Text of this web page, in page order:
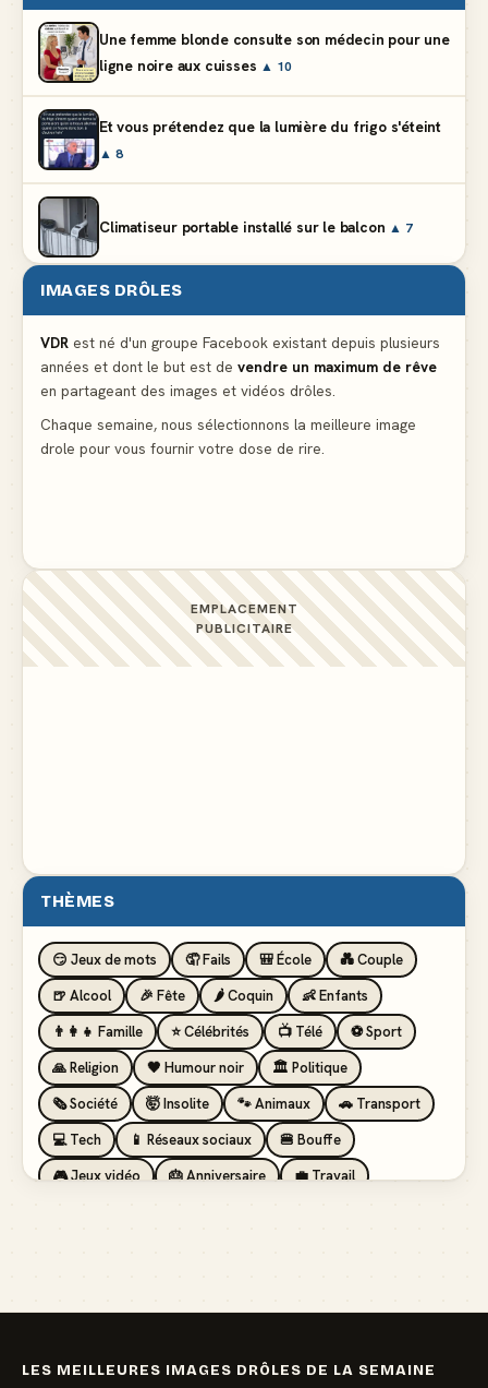
Une femme blonde consulte son médecin pour une
ligne noire aux cuisses ▲ 10
Et vous prétendez que la lumière du frigo s'éteint
▲ 8
Climatiseur portable installé sur le balcon ▲ 7
Le problème cardiaque du médecin ▲ 6
La voisine en bikini pour que le mari tonde la
pelouse
IMAGES DRÔLES
VDR est né d'un groupe Facebook existant depuis plusieurs
années et dont le but est de vendre un maximum de rêve
en partageant des images et vidéos drôles.
Chaque semaine, nous sélectionnons la meilleure image
drole pour vous fournir votre dose de rire.
EMPLACEMENT
PUBLICITAIRE
THÈMES
😏 Jeux de mots 🤦 Fails 🎒 École
💑 Couple
🍺 Alcool
🎉 Fête 🌶️ Coquin
👶 Enfants
👨‍👩‍👧 Famille
⭐ Célébrités 📺 Télé
⚽ Sport
🙏 Religion
🖤 Humour noir
🏛️ Politique
🗞️ Société
🤯 Insolite 🐾 Animaux
🚗 Transport
💻 Tech
📱 Réseaux sociaux
🍔 Bouffe
🎮 Jeux vidéo
🎂 Anniversaire
💼 Travail
LES MEILLEURES IMAGES DRÔLES DE LA SEMAINE